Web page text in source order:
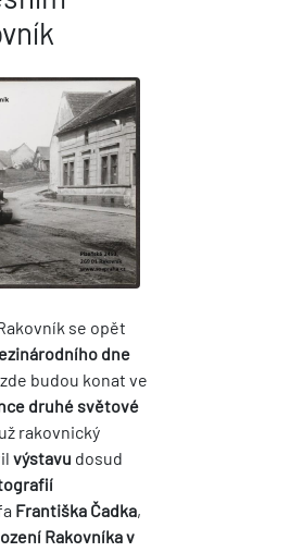
se opět
dne
budou konat ve
druhé světové
rakovnický
výstavu dosud
Františka Čadka,
Rakovníka v